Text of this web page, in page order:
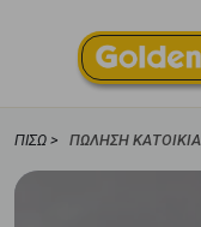
ΠΊΣΩ > ΠΏΛΗΣΗ ΚΑΤΟΙΚΊΑ